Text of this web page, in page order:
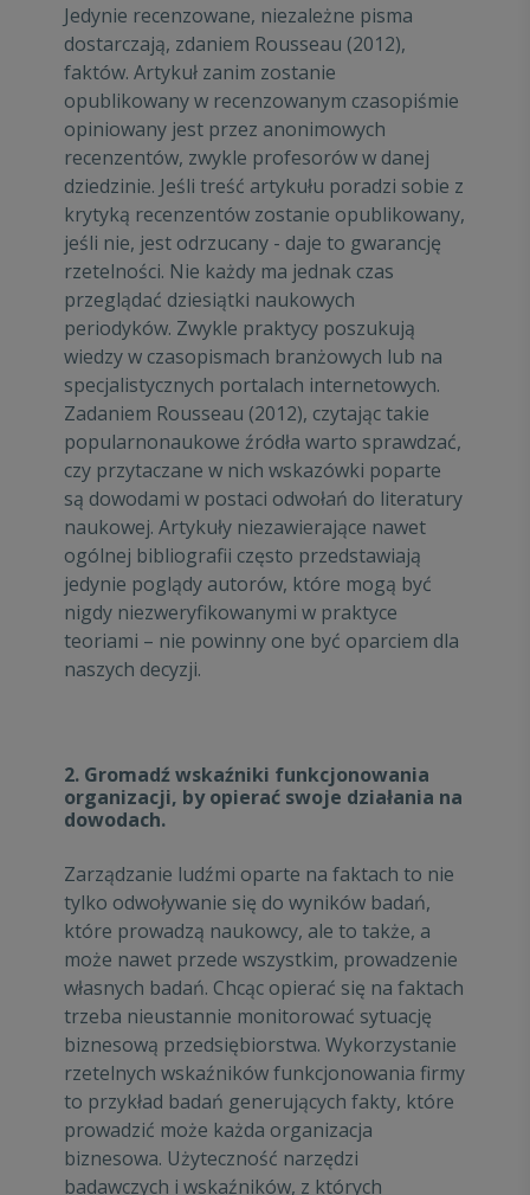
Jedynie recenzowane, niezależne pisma
dostarczają, zdaniem Rousseau (2012),
faktów. Artykuł zanim zostanie
opublikowany w recenzowanym czasopiśmie
opiniowany jest przez anonimowych
recenzentów, zwykle profesorów w danej
dziedzinie. Jeśli treść artykułu poradzi sobie z
krytyką recenzentów zostanie opublikowany,
jeśli nie, jest odrzucany - daje to gwarancję
rzetelności. Nie każdy ma jednak czas
przeglądać dziesiątki naukowych
periodyków. Zwykle praktycy poszukują
wiedzy w czasopismach branżowych lub na
specjalistycznych portalach internetowych.
Zadaniem Rousseau (2012), czytając takie
popularnonaukowe źródła warto sprawdzać,
czy przytaczane w nich wskazówki poparte
są dowodami w postaci odwołań do literatury
naukowej. Artykuły niezawierające nawet
ogólnej bibliografii często przedstawiają
jedynie poglądy autorów, które mogą być
nigdy niezweryfikowanymi w praktyce
teoriami – nie powinny one być oparciem dla
naszych decyzji.
2. Gromadź wskaźniki funkcjonowania
organizacji, by opierać swoje działania na
dowodach.
Zarządzanie ludźmi oparte na faktach to nie
tylko odwoływanie się do wyników badań,
które prowadzą naukowcy, ale to także, a
może nawet przede wszystkim, prowadzenie
własnych badań. Chcąc opierać się na faktach
trzeba nieustannie monitorować sytuację
biznesową przedsiębiorstwa. Wykorzystanie
rzetelnych wskaźników funkcjonowania firmy
to przykład badań generujących fakty, które
prowadzić może każda organizacja
biznesowa. Użyteczność narzędzi
badawczych i wskaźników, z których